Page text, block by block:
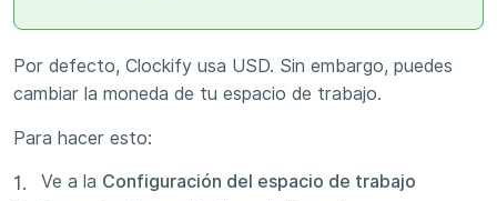
Por defecto, Clockify usa USD. Sin embargo, puedes
cambiar la moneda de tu espacio de trabajo.
Para hacer esto:
Ve a la Configuración del espacio de trabajo